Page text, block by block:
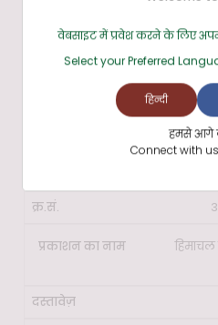
हिंदू
हिमाचल
वेबसाइट में प्रवेश करने के लिए
Select your Preferred
हिन्दी
हमसे आगे
Connect with